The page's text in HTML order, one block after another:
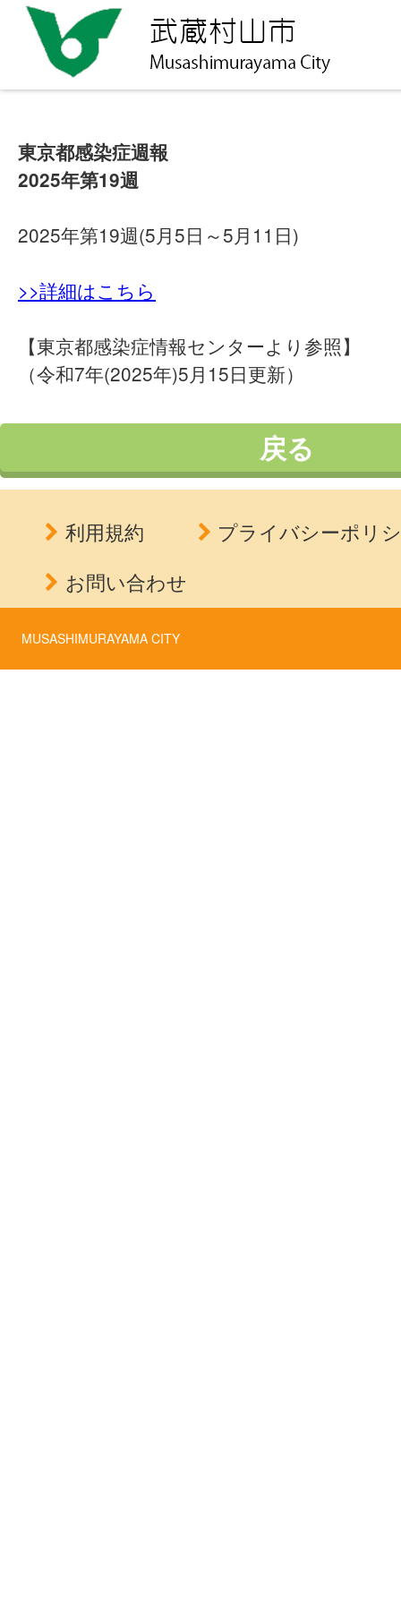
東京都感染症週報
2025年第19週
2025年第19週(5月5日～5月11日)
>>詳細はこちら
【東京都感染症情報センターより参照】
（令和7年(2025年)5月15日更新）
戻る
利用規約
プライバシーポリ
お問い合わせ
MUSASHIMURAYAMA CITY